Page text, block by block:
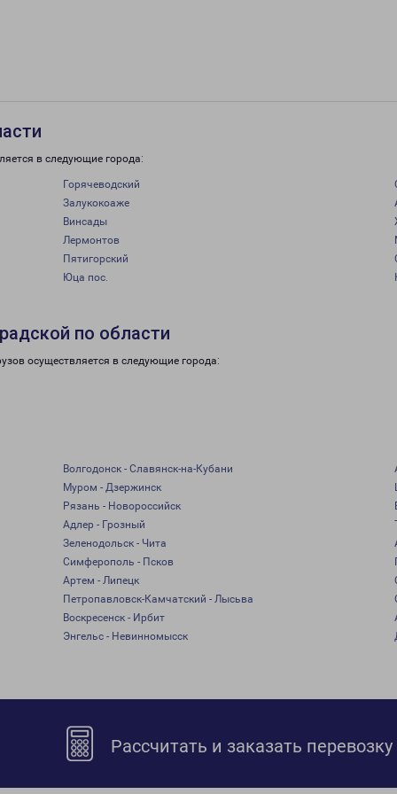
в следующие города:
Горячеводский
Залукокоаже
Винсады
Лермонтов
Пятигорский
Юца пос.
по области
осуществляется в следующие города:
Волгодонск - Славянск-на-Кубани
Муром - Дзержинск
Рязань - Новороссийск
Адлер - Грозный
Зеленодольск - Чита
Симферополь - Псков
Артем - Липецк
Петропавловск-Камчатский - Лысьва
Воскресенск - Ирбит
Энгельс - Невинномысск
Рассчитать и заказать перевозку